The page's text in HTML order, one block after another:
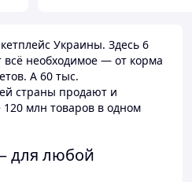
Украины. Здесь 6
всё необходимое — от корма
А 60 тыс.
страны продают и
млн товаров в одном
для любой